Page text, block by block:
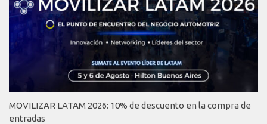
MOVILIZAR LATAM 2026: 10% de descuento en la compra de
entradas